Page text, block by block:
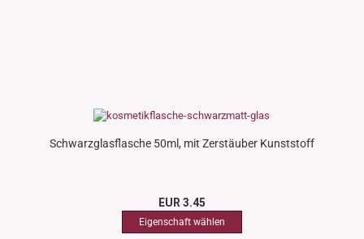
Schwarzglasflasche 50ml, mit Zerstäuber Kunststoff
EUR 3.45